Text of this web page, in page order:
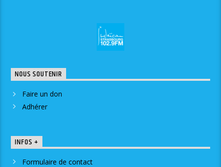
NOUS SOUTENIR
Faire un don
Adhérer
INFOS +
Formulaire de contact